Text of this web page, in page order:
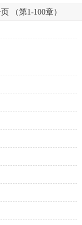
（第1-100章）